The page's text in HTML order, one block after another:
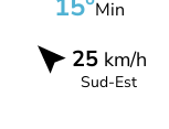
Min
25km/h
Sud-Est